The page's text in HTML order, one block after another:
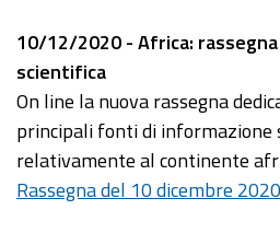
10/12/2020 - Africa:
scientifica
On line la nuova rassegna
principali fonti di informazione
relativamente al continente
Rassegna del 10 dicembre 2020